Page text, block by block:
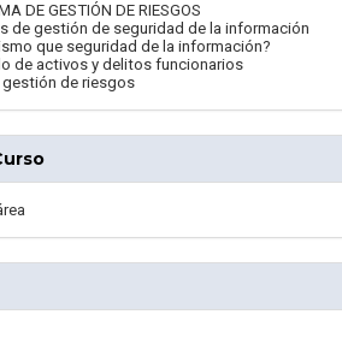
DE GESTIÓN DE RIESGOS
de gestión de seguridad de la información
que seguridad de la información?
de activos y delitos funcionarios
de riesgos